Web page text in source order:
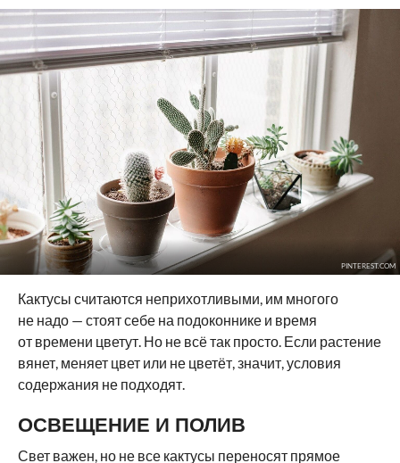
PINTEREST.COM
Кактусы считаются неприхотливыми, им многого
не надо — стоят себе на подоконнике и время
от времени цветут. Но не всё так просто. Если растение
вянет, меняет цвет или не цветёт, значит, условия
содержания не подходят.
ОСВЕЩЕНИЕ И ПОЛИВ
Свет важен, но не все кактусы переносят прямое